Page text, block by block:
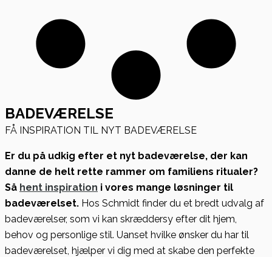
BADEVÆRELSE
FÅ INSPIRATION TIL NYT BADEVÆRELSE
Er du på udkig efter et nyt badeværelse, der kan
danne de helt rette rammer om familiens ritualer?
Så hent inspiration i vores mange løsninger til
badeværelset. Hos Schmidt finder du et bredt udvalg af
badeværelser, som vi kan skræddersy efter dit hjem,
behov og personlige stil. Uanset hvilke ønsker du har til
badeværelset, hjælper vi dig med at skabe den perfekte